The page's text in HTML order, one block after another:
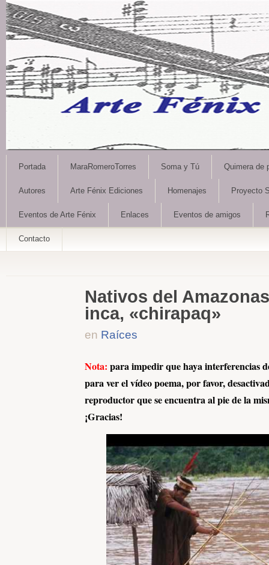
Portada MaraRomeroTorres Soma y Tú Quimera de
Autores Arte Fénix Ediciones Homenajes Proyecto
Eventos de Arte Fénix Enlaces Eventos de amigos
Contacto
Nativos del
inca, «chirapaq»
en Raíces
Nota: para impedir que haya interferencias
para ver el vídeo poema, por favor,
reproductor que se encuentra al pie de la
¡Gracias!